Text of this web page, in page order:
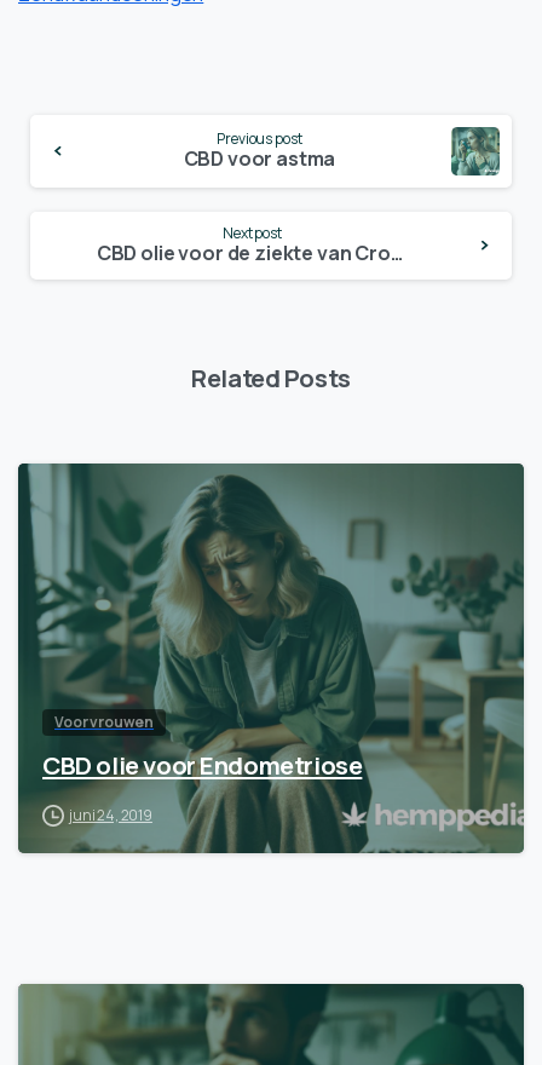
Reading
Previous post
CBD voor astma
Next post
CBD olie voor de ziekte van Crohn
Related Posts
Voor vrouwen
CBD olie voor Endometriose
juni 24, 2019